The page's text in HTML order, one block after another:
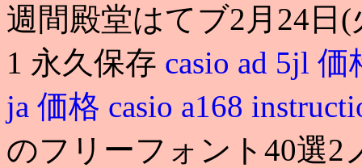
週間殿堂はてブ2月24日
1 永久保存 casio ad 5jl 価
ja 価格 casio a168
のフリーフォント40選